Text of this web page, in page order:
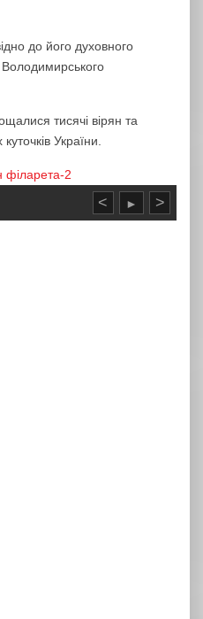
до його духовного
Володимирського
тисячі вірян та
України.
< ► >